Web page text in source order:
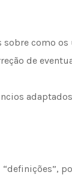
sobre como
de